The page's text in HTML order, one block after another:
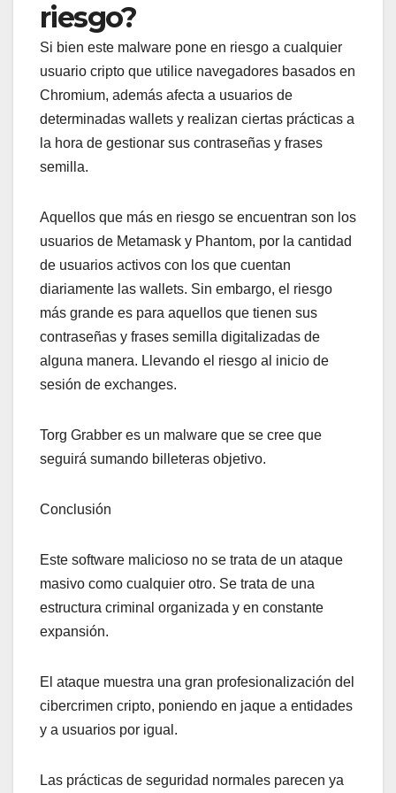
riesgo?
Si bien este malware pone en riesgo a cualquier
usuario cripto que utilice navegadores basados en
Chromium, además afecta a usuarios de
determinadas wallets y realizan ciertas prácticas a
la hora de gestionar sus contraseñas y frases
semilla.
Aquellos que más en riesgo se encuentran son los
usuarios de Metamask y Phantom, por la cantidad
de usuarios activos con los que cuentan
diariamente las wallets. Sin embargo, el riesgo
más grande es para aquellos que tienen sus
contraseñas y frases semilla digitalizadas de
alguna manera. Llevando el riesgo al inicio de
sesión de exchanges.
Torg Grabber es un malware que se cree que
seguirá sumando billeteras objetivo.
Conclusión
Este software malicioso no se trata de un ataque
masivo como cualquier otro. Se trata de una
estructura criminal organizada y en constante
expansión.
El ataque muestra una gran profesionalización del
cibercrimen cripto, poniendo en jaque a entidades
y a usuarios por igual.
Las prácticas de seguridad normales parecen ya